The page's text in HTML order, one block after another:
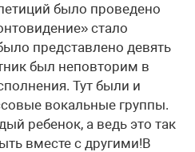
было проведено
стало
представлено девять
был неповторим в
Тут были и
вокальные группы.
ребенок, а ведь это так
вместе с другими!В